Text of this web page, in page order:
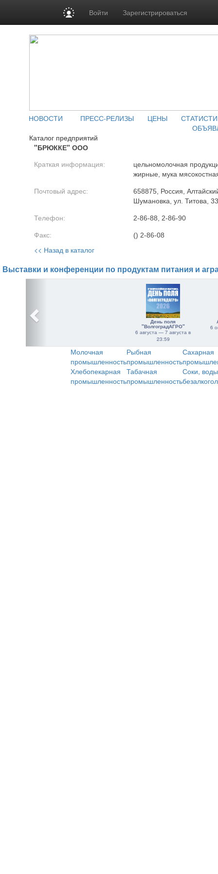
Войти Зарегистрироваться
НОВОСТИ ПРЕСС-РЕЛИЗЫ ЦЕНЫ
Каталог предприятий
"БРЮККЕ" ООО
Краткая информация:
цельномолочная
жирные, мука
Почтовый адрес:
658875, Россия,
Шумановка, ул. Титова, 33
Телефон: 2-86-88, 2-86-90
Факс: () 2-86-08
<< Назад в каталог
Выставки и конференции по продуктам питания и
День поля
"ВолгоградАГРО"
6 августа — 7 августа в
23:59
6
Молочная
промышленность
Рыбная
промышленность
Сахарная
Хлебопекарная
промышленность
Табачная
промышленность
Соки,